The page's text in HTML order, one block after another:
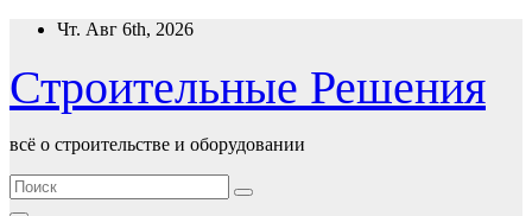
Перейти
содержимому
Чт. Авг 6th, 2026
Строительные Решения
всё о строительстве и оборудовании